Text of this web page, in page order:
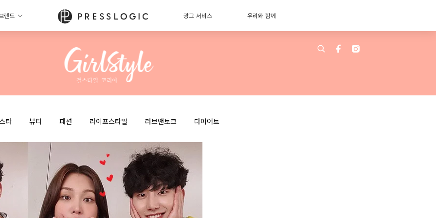
랜드 광고 서비스 우리와 함께
타 뷰티 패션 라이프스타일 러브앤토크 다이어트